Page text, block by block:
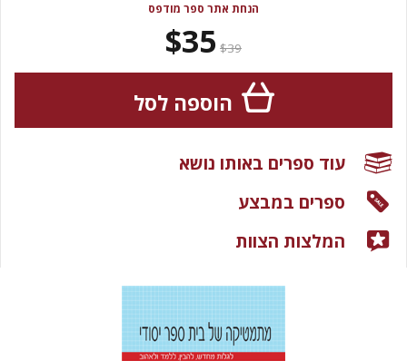
הנחת אתר ספר מודפס
$39
$35
הוספה לסל
עוד ספרים באותו נושא
ספרים במבצע
המלצות הצוות